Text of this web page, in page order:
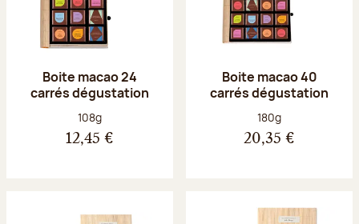
Boite macao 24
carrés dégustation
Poids net :
108g
12,45 €
Boite macao 40
carrés dégustation
Poids net :
180g
20,35 €